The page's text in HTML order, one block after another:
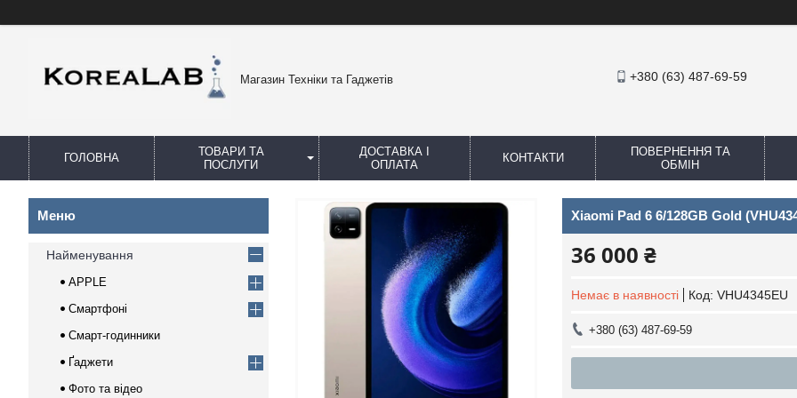
Магазин Техніки та Гаджетів +380 (63) 487-69-59
ГОЛОВНА
ТОВАРИ ТА
ПОСЛУГИ
ДОСТАВКА І
ОПЛАТА
КОНТАКТИ
ПОВЕРНЕННЯ ТА
ОБМІН
Xiaomi Pad 6 6/128GB Gold
36 000 ₴
Немає в наявності Код: VHU4345EU
+380 (63) 487-69-59
Найменування
APPLE
Смартфоні
Смарт-годинники
Ґаджети
Фото та відео